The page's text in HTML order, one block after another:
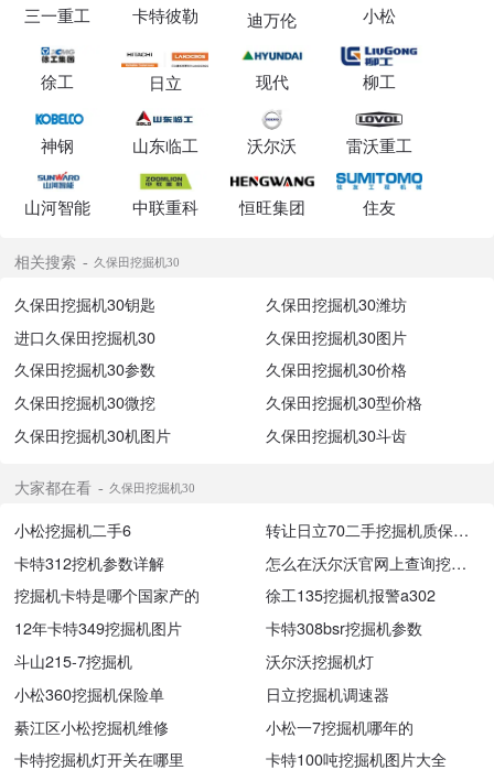
三一重工 卡特彼勒 迪万伦 小松
徐工 日立 现代 柳工
神钢 山东临工 沃尔沃 雷沃重工
山河智能 中联重科 恒旺集团 住友
相关搜索 久保田挖掘机30
久保田挖掘机30钥匙
久保田挖掘机30潍坊
进口久保田挖掘机30
久保田挖掘机30图片
久保田挖掘机30参数
久保田挖掘机30价格
久保田挖掘机30微挖
久保田挖掘机30型价格
久保田挖掘机30机图片
久保田挖掘机30斗齿
大家都在看 久保田挖掘机30
小松挖掘机二手6
转让日立70二手挖掘机质保一年
卡特312挖机参数详解
怎么在沃尔沃官网上查询挖掘机的信息
挖掘机卡特是哪个国家产的
徐工135挖掘机报警a302
12年卡特349挖掘机图片
卡特308bsr挖掘机参数
斗山215-7挖掘机
沃尔沃挖掘机灯
小松360挖掘机保险单
日立挖掘机调速器
綦江区小松挖掘机维修
小松一7挖掘机哪年的
卡特挖掘机灯开关在哪里
卡特100吨挖掘机图片大全